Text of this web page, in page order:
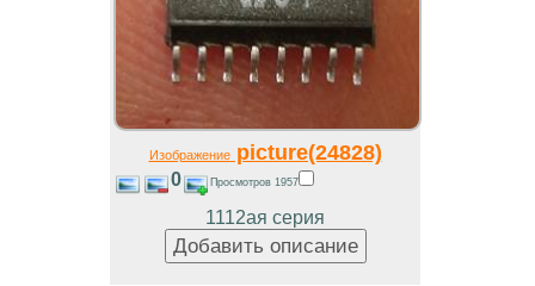
Изображениеpicture(24828)
0 Просмотров 1957
1112ая серия